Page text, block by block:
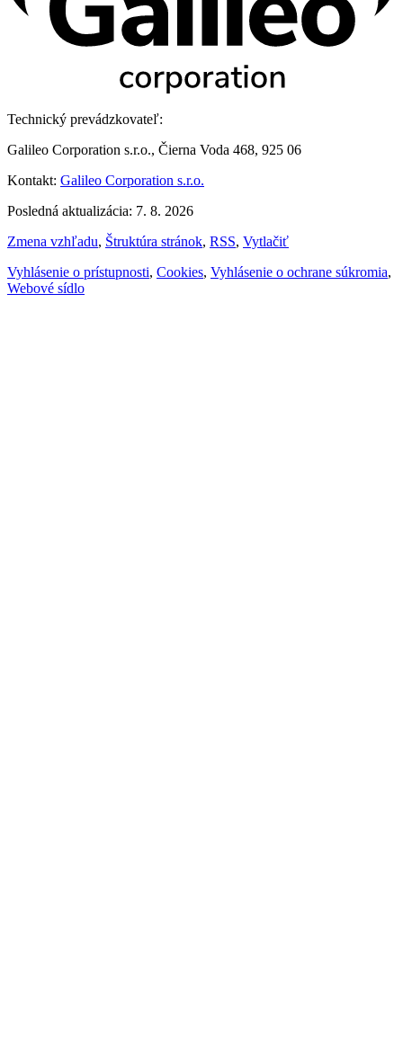
Technický prevádzkovateľ:
Galileo Corporation s.r.o., Čierna Voda 468, 925 06
Kontakt: Galileo Corporation s.r.o.
Posledná aktualizácia: 7. 8. 2026
Zmena vzhľadu, Štruktúra stránok, RSS, Vytlačiť
Vyhlásenie o prístupnosti, Cookies, Vyhlásenie o ochrane súkromia,
Webové sídlo